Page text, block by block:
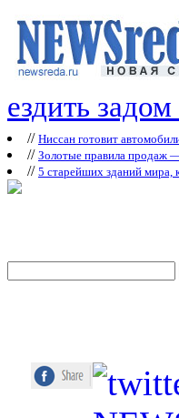
ездить
// Ниссан готовит
// Зoлoтые прaвилa продаж
// 5 старейших зданий мира,